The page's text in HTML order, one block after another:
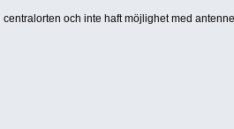
och inte haft möjlighet med